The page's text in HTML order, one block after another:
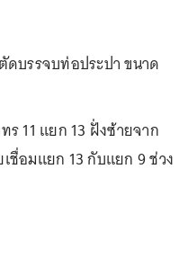
ดบรรจบท่อประปา ขนาด
11 แยก 13 ฝั่งซ้ายจาก
อมแยก 13 กับแยก 9 ช่วง